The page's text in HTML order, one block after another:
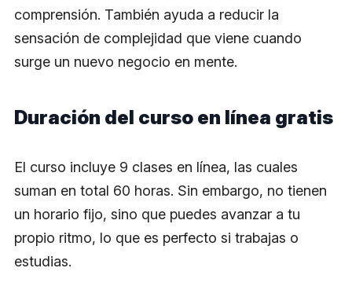
comprensión. También ayuda a reducir la
sensación de complejidad que viene cuando
surge un nuevo negocio en mente.
Duración del curso en línea gratis
El curso incluye 9 clases en línea, las cuales
suman en total 60 horas. Sin embargo, no tienen
un horario fijo, sino que puedes avanzar a tu
propio ritmo, lo que es perfecto si trabajas o
estudias.